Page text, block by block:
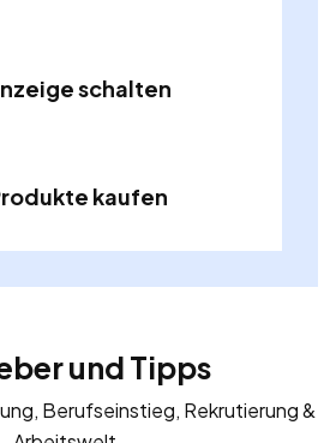
schalten
kaufen
und Tipps
Berufseinstieg, Rekrutierung &